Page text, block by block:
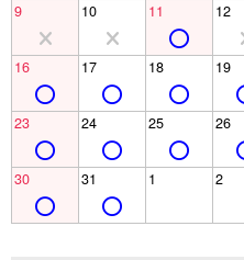
9 10 11 12
16 17 18 19
23 24 25 26
30 31 1 2